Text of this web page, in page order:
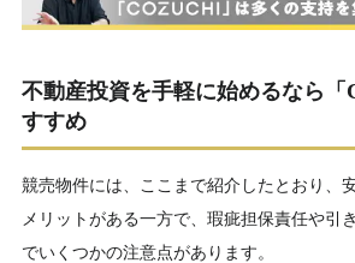
不動産投資を手軽に始めるなら
すすめ
競売物件には、ここまで紹介したとおり、
メリットがある一方で、瑕疵担保責任や引
でいくつかの注意点があります。